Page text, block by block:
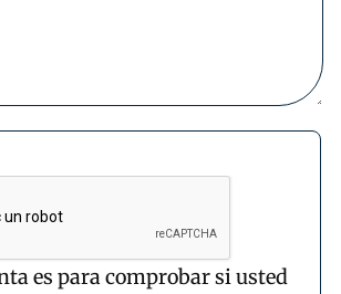
es para comprobar si usted